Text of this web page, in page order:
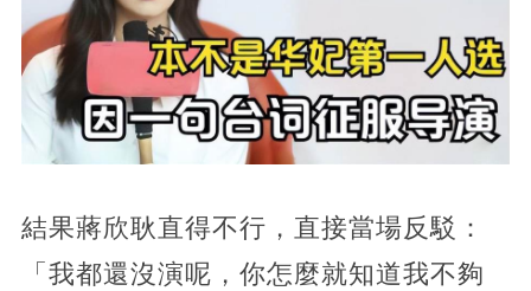
結果蔣欣耿直得不行，直接當場反駁：
「我都還沒演呢，你怎麼就知道我不夠